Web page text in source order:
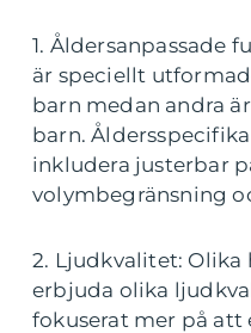
1. Åldersanpassade
är speciellt
barn medan andra
barn.
inkludera justerbar
volymbegränsning
2. Ljudkvalitet: Olika
erbjuda olika
fokuserat mer på